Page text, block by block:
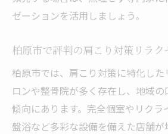
ゼーションを活用しましょう。
柏原市で評判の肩こり対策リラク
柏原市では、肩こり対策に特化し
ロンや整骨院が多く存在し、地域
傾向にあります。完全個室やリクラ
盤浴など多彩な設備を備えた店舗が